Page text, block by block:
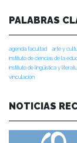
PALABRAS
agenda facultad arte y
instituto de ciencias de la
instituto de lingüística y
vinculación
NOTICIAS